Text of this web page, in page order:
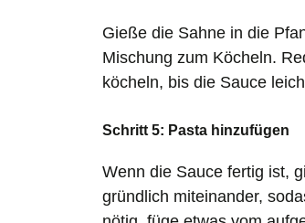
Gieße die Sahne in die
Mischung zum Köcheln.
köcheln, bis die Sauce
Schritt 5: Pasta hinzufügen
Wenn die Sauce fertig ist,
gründlich miteinander,